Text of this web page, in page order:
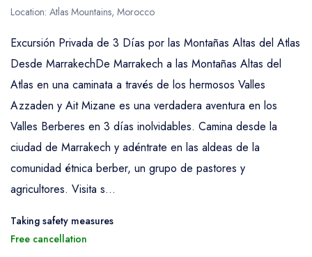
Location: Atlas Mountains, Morocco
Excursión Privada de 3 Días por las Montañas Altas del Atlas
Desde MarrakechDe Marrakech a las Montañas Altas del
Atlas en una caminata a través de los hermosos Valles
Azzaden y Ait Mizane es una verdadera aventura en los
Valles Berberes en 3 días inolvidables. Camina desde la
ciudad de Marrakech y adéntrate en las aldeas de la
comunidad étnica berber, un grupo de pastores y
agricultores. Visita s...
Taking safety measures
Free cancellation